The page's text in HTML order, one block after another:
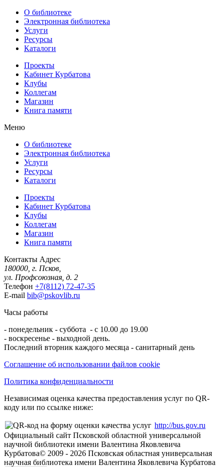
О библиотеке
Электронная библиотека
Услуги
Ресурсы
Каталоги
Проекты
Кабинет Курбатова
Клубы
Коллегам
Магазин
Книга памяти
Меню
О библиотеке
Электронная библиотека
Услуги
Ресурсы
Каталоги
Проекты
Кабинет Курбатова
Клубы
Коллегам
Магазин
Книга памяти
Контакты Адрес
180000, г. Псков,
ул. Профсоюзная, д. 2
Телефон +7(8112) 72-47-35
E-mail bib@pskovlib.ru
Часы работы
- понедельник - суббота - с 10.00 до 19.00
- воскресенье - выходной день.
Последний вторник каждого месяца - санитарный день
Соглашение об использовании файлов cookie
Политика конфиденциальности
Независимая оценка качества предоставления услуг по QR-
коду или по ссылке ниже:
http://bus.gov.ru
Официальный сайт Псковской областной универсальной
научной библиотеки имени Валентина Яковлевича
Курбатова© 2009 - 2026 Псковская областная универсальная
научная библиотека имени Валентина Яковлевича Курбатова